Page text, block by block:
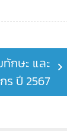
กษะ และ
ปี 2567